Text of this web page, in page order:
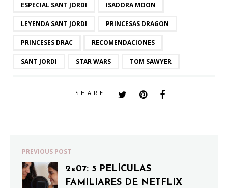
ESPECIAL SANT JORDI ISADORA MOON
LEYENDA SANT JORDI PRINCESAS DRAGON
PRINCESES DRAC RECOMENDACIONES
SANT JORDI STAR WARS TOM SAWYER
SHARE
PREVIOUS POST
2×07: 5 PELÍCULAS
FAMILIARES DE NETFLIX